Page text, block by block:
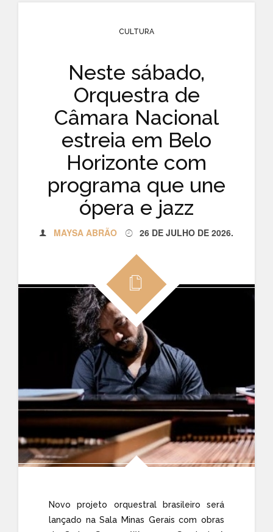
CULTURA
Neste sábado,
Orquestra de
Câmara Nacional
estreia em Belo
Horizonte com
programa que une
ópera e jazz
MAYSA ABRÃO 26 DE JULHO DE 2026.
Novo projeto orquestral brasileiro será
lançado na Sala Minas Gerais com obras